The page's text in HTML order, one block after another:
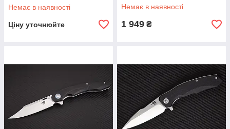
Немає в наявності
Ціну уточнюйте
Немає в наявності
1 949 ₴